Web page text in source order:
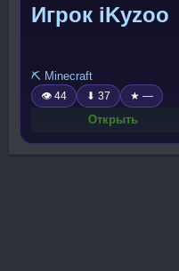
Игрок iKyzoo
⛏️ Minecraft
👁 44 ⬇ 37 ★ —
Открыть